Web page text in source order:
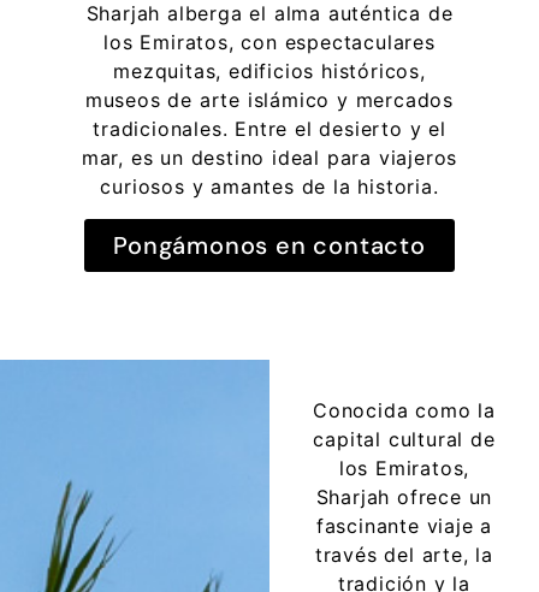
Sharjah alberga el alma auténtica de
los Emiratos, con espectaculares
mezquitas, edificios históricos,
museos de arte islámico y mercados
tradicionales. Entre el desierto y el
mar, es un destino ideal para viajeros
curiosos y amantes de la historia.
Pongámonos en contacto
Conocida como la
capital cultural de
los Emiratos,
Sharjah ofrece un
fascinante viaje a
través del arte, la
tradición y la